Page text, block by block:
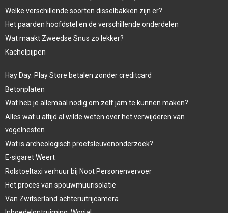
Welke verschillende soorten disselbakken zijn er?
Het paarden hoofdstel en de verschillende onderdelen
Wat maakt Zweedse Snus zo lekker?
Kachelpijpen
Hay Day: Play Store betalen zonder creditcard
Betonplaten
Wat heb je allemaal nodig om zelf jam te kunnen maken?
Alles wat u altijd al wilde weten over het verwijderen van
vogelnesten
Wat is archeologisch proefsleuvenonderzoek?
E-sigaret Weert
Rolstoeltaxi verhuur bij Noot Personenvervoer
Het proces van spouwmuurisolatie
Van Zwitserland achteruitrijcamera